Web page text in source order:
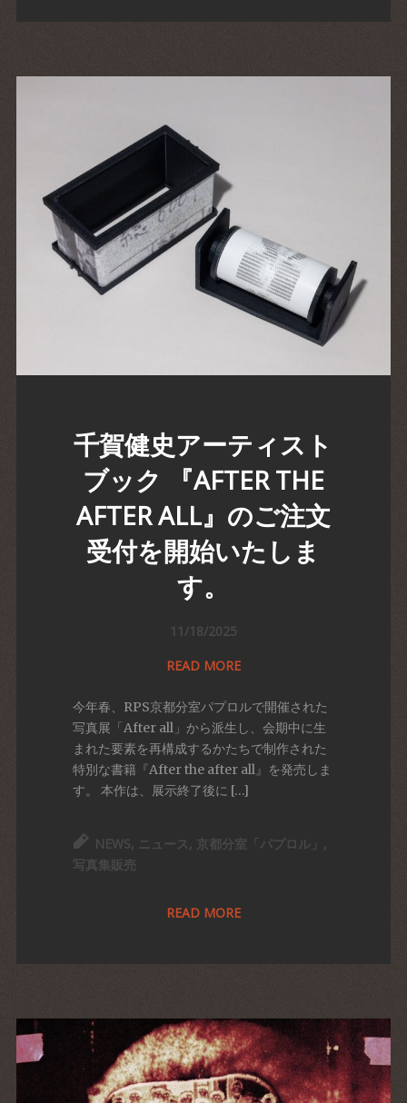
千賀健史アーティスト
ブック 『AFTER THE
AFTER ALL』のご注文
受付を開始いたしま
す。
11/18/2025
READ MORE
今年春、RPS京都分室パプロルで開催された
写真展「After all」から派生し、会期中に生
まれた要素を再構成するかたちで制作された
特別な書籍『After the after all』を発売しま
す。 本作は、展示終了後に […]
NEWS, ニュース, 京都分室「パプロル」 ,
写真集販売
READ MORE